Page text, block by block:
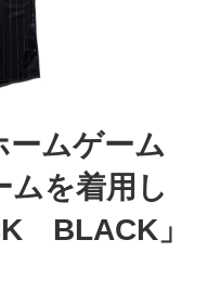
ームゲーム
ムを着用し
BLACK」